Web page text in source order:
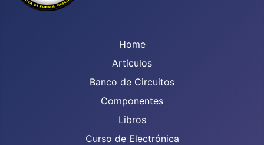
Home
Artículos
Banco de Circuitos
Componentes
Libros
Curso de Electrónica